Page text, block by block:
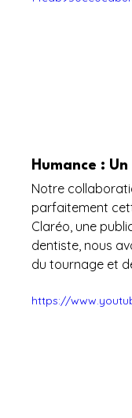
Humance :
Notre
parfaitement
Claréo, une
dentiste, nous
du tournage et
https://